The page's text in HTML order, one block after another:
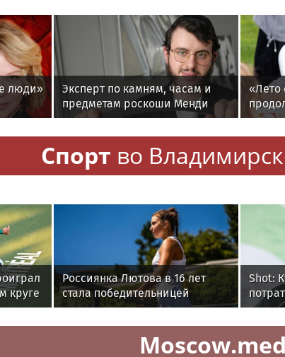
люди»
Эксперт по камням, часам и
предметам роскоши Менди
Лифшиц: какие украшения не
любят солнца моря и бассейн
«Лето
Спорт во
круге
Россиянка Лютова в 16 лет
стала победительницей
дебютного для нее турнира
Shot: